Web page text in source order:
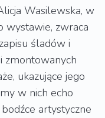
Wasilewska, w
wystawie, zwraca
śladów i
zmontowanych
ukazujące jego
w nich echo
artystyczne